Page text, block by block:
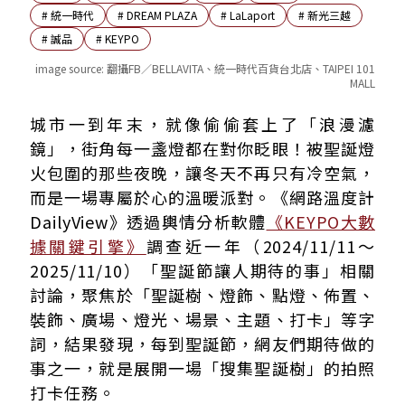
#統一時代 #DREAM PLAZA #LaLaport #新光三越
#誠品 #KEYPO
image source: 翻攝FB／BELLAVITA、統一時代百貨台北店、TAIPEI 101
MALL
統一時代百貨台北店｜DREAM PLAZA
BELLAVITA 寶麗廣塲
新光三越信義新天地
台北101
城市一到年末，就像偷偷套上了「浪漫濾
鏡」，街角每一盞燈都在對你眨眼！被聖誕燈
火包圍的那些夜晚，讓冬天不再只有冷空氣，
而是一場專屬於心的溫暖派對。《網路溫度計
DailyView》透過輿情分析軟體 《KEYPO大數
據關鍵引擎》 調查近一年（2024/11/11～
2025/11/10）「聖誕節讓人期待的事」相關
討論，聚焦於「聖誕樹、燈飾、點燈、佈置、
裝飾、廣場、燈光、場景、主題、打卡」等字
詞，結果發現，每到聖誕節，網友們期待做的
事之一，就是展開一場「搜集聖誕樹」的拍照
打卡任務。